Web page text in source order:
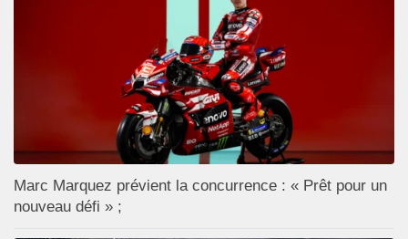
Marc Marquez prévient la concurrence : « Prêt pour un
nouveau défi » ;